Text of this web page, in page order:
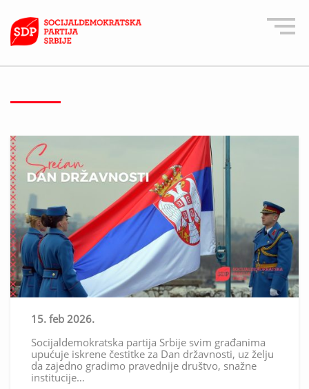
15. feb 2026.
Socijaldemokratska partija Srbije svim građanima
upućuje iskrene čestitke za Dan državnosti, uz želju
da zajedno gradimo pravednije društvo, snažne
institucije…